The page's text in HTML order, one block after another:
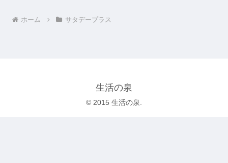
ホーム サタデープラス
生活の泉
© 2015 生活の泉.